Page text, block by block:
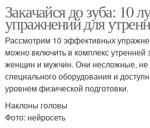
Закачайся до зуба: 10
упражнений для
Рассмотрим 10 эффективных
можно включить в комплекс утренней
женщин и мужчин. Они несложные, не
специального оборудования и
уровнем физической подготовки.
Наклоны головы
Фото: нейросеть